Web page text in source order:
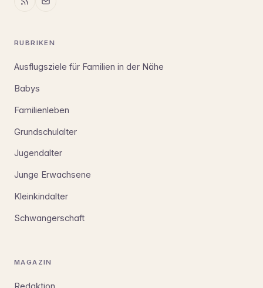
RUBRIKEN
Ausflugsziele für Familien in der Nähe
Babys
Familienleben
Grundschulalter
Jugendalter
Junge Erwachsene
Kleinkindalter
Schwangerschaft
MAGAZIN